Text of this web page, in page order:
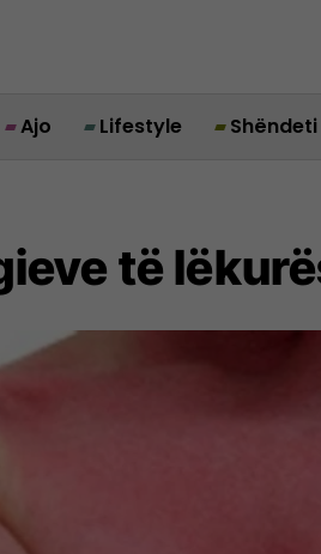
Ajo Lifestyle Shëndeti
të